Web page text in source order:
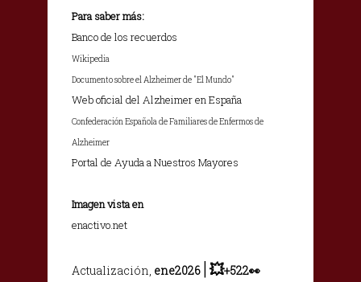
Para saber más:
Banco de los recuerdos
Wikipedia
Documento sobre el Alzheimer de "El Mundo"
Web oficial del Alzheimer en España
Confederación Española de Familiares de Enfermos de
Alzheimer
Portal de Ayuda a Nuestros Mayores
Imagen vista en
enactivo.net
Actualización, ene2026 |💥+522👀